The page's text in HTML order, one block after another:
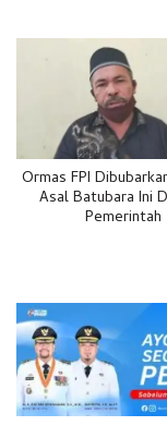
Ormas FPI
Asal Batubara Ini
Pemerintah